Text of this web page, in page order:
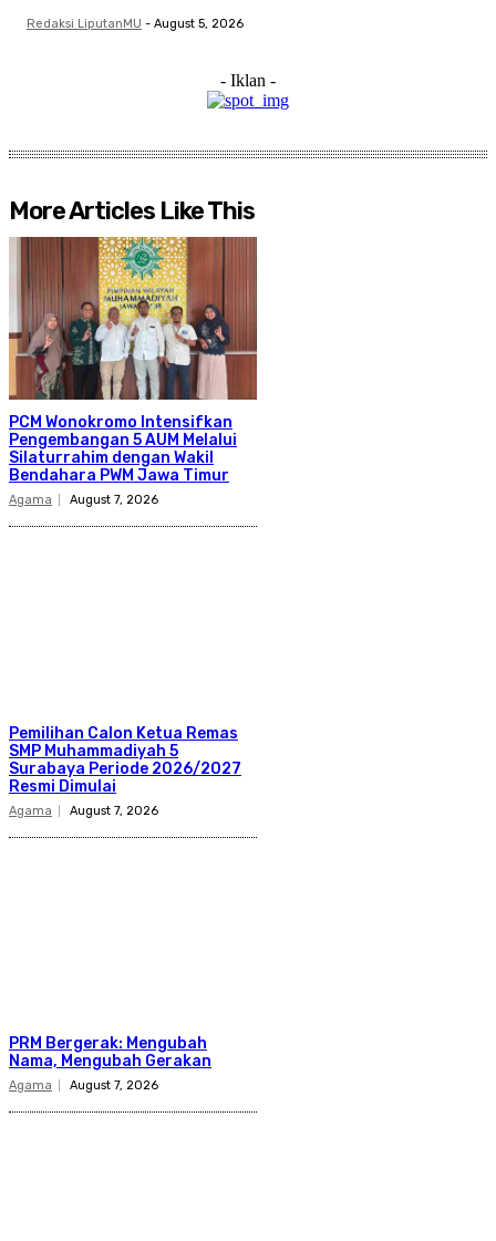
Redaksi LiputanMU - August 5, 2026
- Iklan -
More Articles Like This
PCM Wonokromo Intensifkan
Pengembangan 5 AUM Melalui
Silaturrahim dengan Wakil
Bendahara PWM Jawa Timur
Agama August 7, 2026
Pemilihan Calon Ketua Remas
SMP Muhammadiyah 5
Surabaya Periode 2026/2027
Resmi Dimulai
Agama August 7, 2026
PRM Bergerak: Mengubah
Nama, Mengubah Gerakan
Agama August 7, 2026